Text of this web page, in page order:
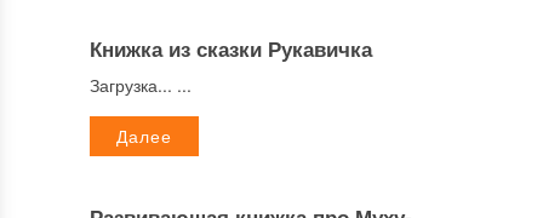
Книжка из сказки Рукавичка
Загрузка... ...
Далее